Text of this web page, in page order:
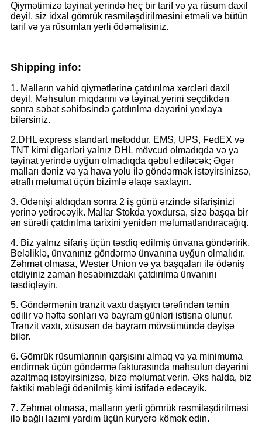
Qiymətimizə təyinat yerində heç bir tarif və ya rüsum daxil
deyil, siz idxal gömrük rəsmiləşdirilməsini etməli və bütün
tarif və ya rüsumları yerli ödəməlisiniz.
Shipping info:
1. Malların vahid qiymətlərinə çatdırılma xərcləri daxil
deyil. Məhsulun miqdarını və təyinat yerini seçdikdən
sonra səbət səhifəsində çatdırılma dəyərini yoxlaya
bilərsiniz.
2.DHL express standart metoddur. EMS, UPS, FedEX və
TNT kimi digərləri yalnız DHL mövcud olmadıqda və ya
təyinat yerində uyğun olmadıqda qəbul ediləcək; Əgər
malları dəniz və ya hava yolu ilə göndərmək istəyirsinizsə,
ətraflı məlumat üçün bizimlə əlaqə saxlayın.
3. Ödənişi aldıqdan sonra 2 iş günü ərzində sifarişinizi
yerinə yetirəcəyik. Mallar Stokda yoxdursa, sizə başqa bir
ən sürətli çatdırılma tarixini yenidən məlumatlandıracağıq.
4. Biz yalnız sifariş üçün təsdiq edilmiş ünvana göndəririk.
Beləliklə, ünvanınız göndərmə ünvanına uyğun olmalıdır.
Zəhmət olmasa, Wester Union və ya başqaları ilə ödəniş
etdiyiniz zaman hesabınızdakı çatdırılma ünvanını
təsdiqləyin.
5. Göndərmənin tranzit vaxtı daşıyıcı tərəfindən təmin
edilir və həftə sonları və bayram günləri istisna olunur.
Tranzit vaxtı, xüsusən də bayram mövsümündə dəyişə
bilər.
6. Gömrük rüsumlarının qarşısını almaq və ya minimuma
endirmək üçün göndərmə fakturasında məhsulun dəyərini
azaltmaq istəyirsinizsə, bizə məlumat verin. Əks halda, biz
faktiki məbləği ödənilmiş kimi istifadə edəcəyik.
7. Zəhmət olmasa, malların yerli gömrük rəsmiləşdirilməsi
ilə bağlı lazımi yardım üçün kuryerə kömək edin.